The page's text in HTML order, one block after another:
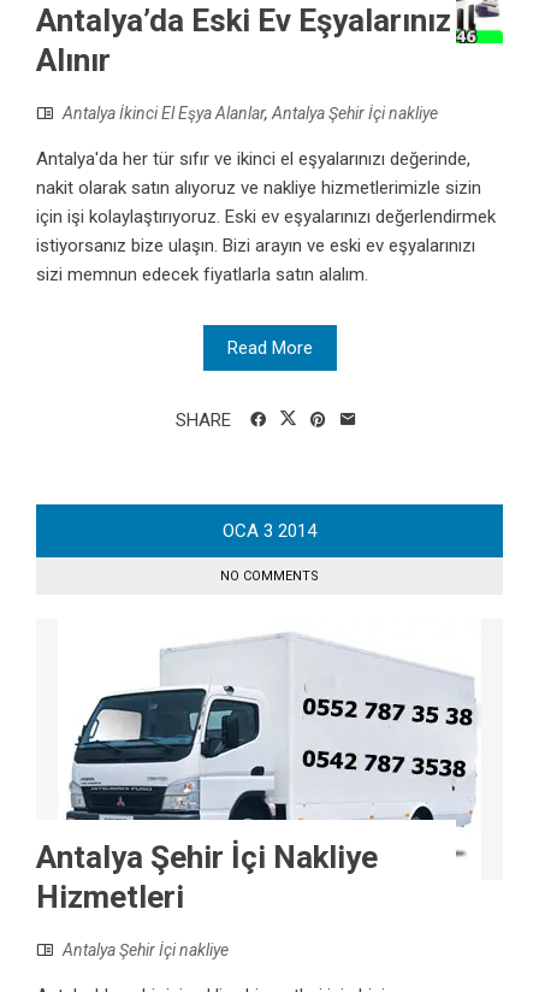
Antalya’da Eski Ev Eşyalarınız
Alınır
Antalya İkinci El Eşya Alanlar, Antalya Şehir İçi nakliye
Antalya'da her tür sıfır ve ikinci el eşyalarınızı değerinde,
nakit olarak satın alıyoruz ve nakliye hizmetlerimizle sizin
için işi kolaylaştırıyoruz. Eski ev eşyalarınızı değerlendirmek
istiyorsanız bize ulaşın. Bizi arayın ve eski ev eşyalarınızı
sizi memnun edecek fiyatlarla satın alalım.
Read More
SHARE
OCA 3 2014
NO COMMENTS
Antalya Şehir İçi Nakliye
Hizmetleri
Antalya Şehir İçi nakliye